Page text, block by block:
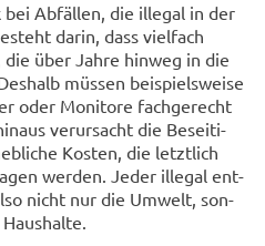
Ab­fäl­len, die il­le­gal in der
darin, dass viel­fach
über Jahre hin­weg in die
müs­sen bei­spiels­wei­se
oder Mo­ni­to­re fach­ge­recht
ver­ur­sacht die Be­sei­ti­
Kos­ten, die letzt­lich
wer­den. Jeder il­le­gal ent­
nicht nur die Um­welt, son­